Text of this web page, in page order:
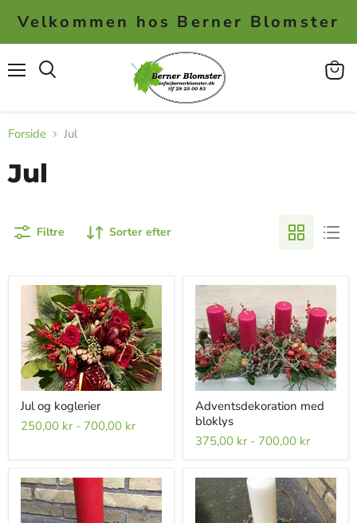
Velkommen hos Berner Blomster
Se
Forside Jul
Jul
Filtre Sorter efter
Jul og koglerier
250,00 kr- 700,00 kr
Adventsdekoration med
bloklys
375,00 kr- 700,00 kr